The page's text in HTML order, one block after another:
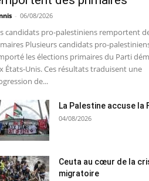
- 06/08/2026
candidats pro-palestiniens remportent
Plusieurs candidats pro-
les élections primaires du Parti
États-Unis. Ces résultats traduisent une
de...
La Palestine accuse la
04/08/2026
Ceuta au cœur de la
migratoire